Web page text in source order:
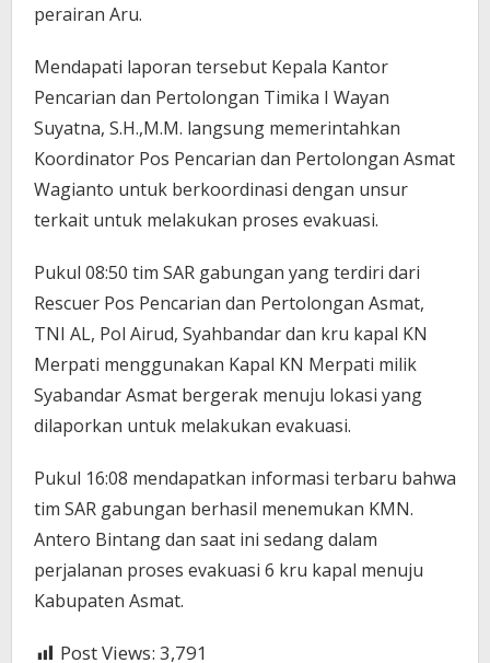
perairan Aru.
Mendapati laporan tersebut Kepala Kantor
Pencarian dan Pertolongan Timika I Wayan
Suyatna, S.H.,M.M. langsung memerintahkan
Koordinator Pos Pencarian dan Pertolongan Asmat
Wagianto untuk berkoordinasi dengan unsur
terkait untuk melakukan proses evakuasi.
Pukul 08:50 tim SAR gabungan yang terdiri dari
Rescuer Pos Pencarian dan Pertolongan Asmat,
TNI AL, Pol Airud, Syahbandar dan kru kapal KN
Merpati menggunakan Kapal KN Merpati milik
Syabandar Asmat bergerak menuju lokasi yang
dilaporkan untuk melakukan evakuasi.
Pukul 16:08 mendapatkan informasi terbaru bahwa
tim SAR gabungan berhasil menemukan KMN.
Antero Bintang dan saat ini sedang dalam
perjalanan proses evakuasi 6 kru kapal menuju
Kabupaten Asmat.
Post Views: 3,791